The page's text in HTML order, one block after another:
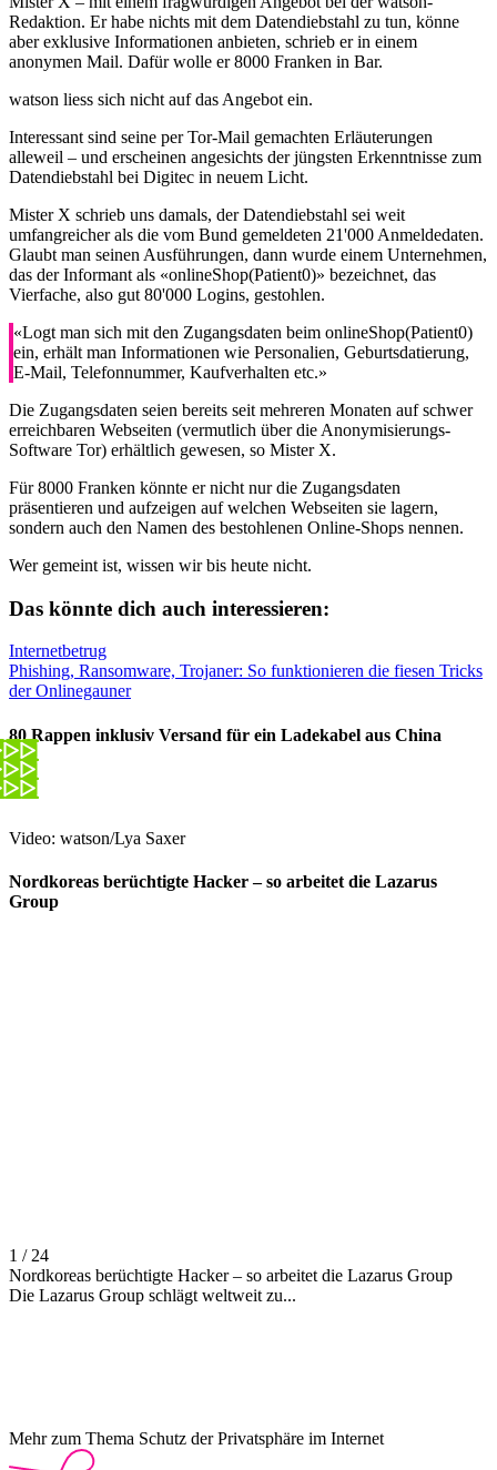
Redaktion. Er habe nichts mit dem Datendiebstahl zu tun, könne
aber exklusive Informationen anbieten, schrieb er in einem
anonymen Mail. Dafür wolle er 8000 Franken in Bar.
watson liess sich nicht auf das Angebot ein.
Interessant sind seine per Tor-Mail gemachten Erläuterungen
alleweil – und erscheinen angesichts der jüngsten Erkenntnisse zum
Datendiebstahl bei Digitec in neuem Licht.
Mister X schrieb uns damals, der Datendiebstahl sei weit
umfangreicher als die vom Bund gemeldeten 21'000 Anmeldedaten.
Glaubt man seinen Ausführungen, dann wurde einem Unternehmen,
das der Informant als «onlineShop(Patient0)» bezeichnet, das
Vierfache, also gut 80'000 Logins, gestohlen.
«Logt man sich mit den Zugangsdaten beim onlineShop(Patient0)
ein, erhält man Informationen wie Personalien, Geburtsdatierung,
E-Mail, Telefonnummer, Kaufverhalten etc.»
Die Zugangsdaten seien bereits seit mehreren Monaten auf schwer
erreichbaren Webseiten (vermutlich über die Anonymisierungs-
Software Tor) erhältlich gewesen, so Mister X.
Für 8000 Franken könnte er nicht nur die Zugangsdaten
präsentieren und aufzeigen auf welchen Webseiten sie lagern,
sondern auch den Namen des bestohlenen Online-Shops nennen.
Wer gemeint ist, wissen wir bis heute nicht.
Das könnte dich auch interessieren:
Internetbetrug
Phishing, Ransomware, Trojaner: So funktionieren die fiesen Tricks
der Onlinegauner
80 Rappen inklusiv Versand für ein Ladekabel aus China
Video: watson/Lya Saxer
Nordkoreas berüchtigte Hacker – so arbeitet die Lazarus
Group
1 / 24
Nordkoreas berüchtigte Hacker – so arbeitet die Lazarus Group
Die Lazarus Group schlägt weltweit zu...
Mehr zum Thema Schutz der Privatsphäre im Internet